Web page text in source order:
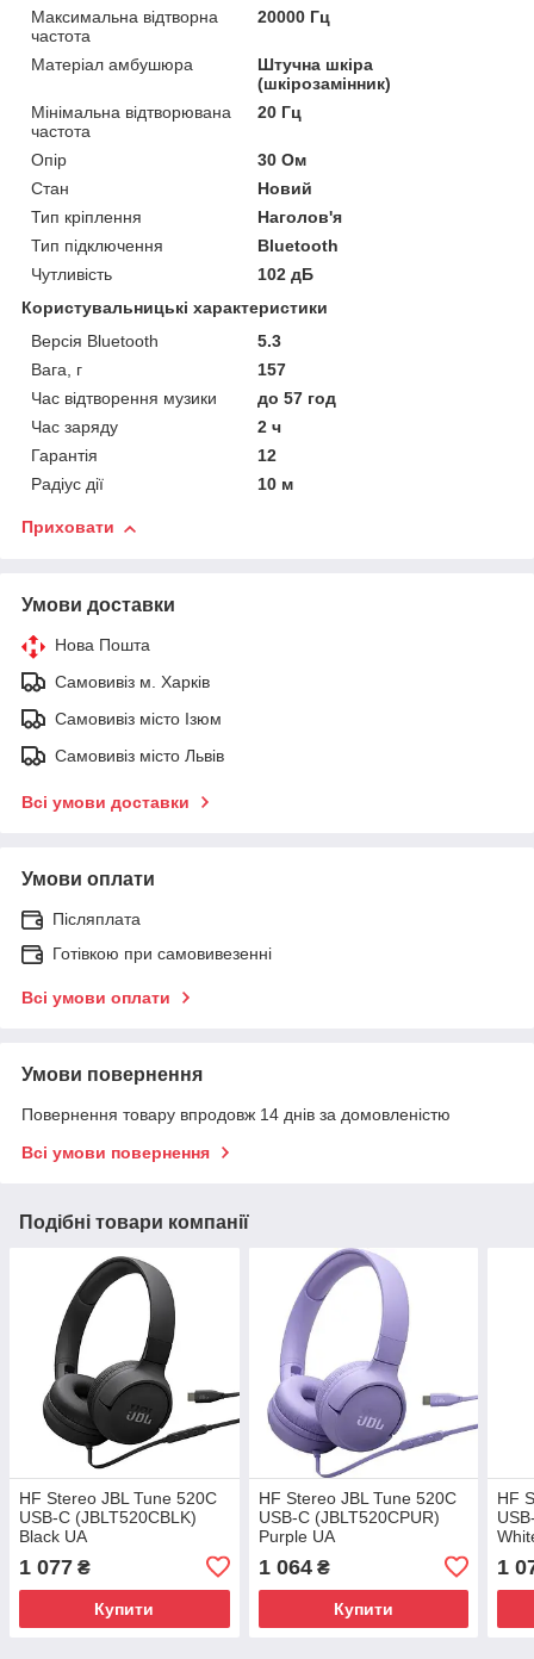
Максимальна відтворна
частота
20000 Гц
Матеріал амбушюра
Штучна шкіра
(шкірозамінник)
Мінімальна відтворювана
частота
20 Гц
Опір
30 Ом
Стан
Новий
Тип кріплення
Наголов'я
Тип підключення
Bluetooth
Чутливість
102 дБ
Користувальницькі характеристики
Версія Bluetooth
5.3
Вага, г
157
Час відтворення музики
до 57 год
Час заряду
2 ч
Гарантія
12
Радіус дії
10 м
Приховати
Умови доставки
Нова Пошта
Самовивіз м. Харків
Самовивіз місто Ізюм
Самовивіз місто Львів
Всі умови доставки
Умови оплати
Післяплата
Готівкою при самовивезенні
Всі умови оплати
Умови повернення
Повернення товару впродовж 14 днів за домовленістю
Всі умови повернення
Подібні товари компанії
HF Stereo JBL Tune 520C
USB-C (JBLT520CBLK)
Black UA
1 077 ₴
Купити
HF Stereo JBL Tune 520C
USB-C (JBLT520CPUR)
Purple UA
1 064₴
Купити
HF
1